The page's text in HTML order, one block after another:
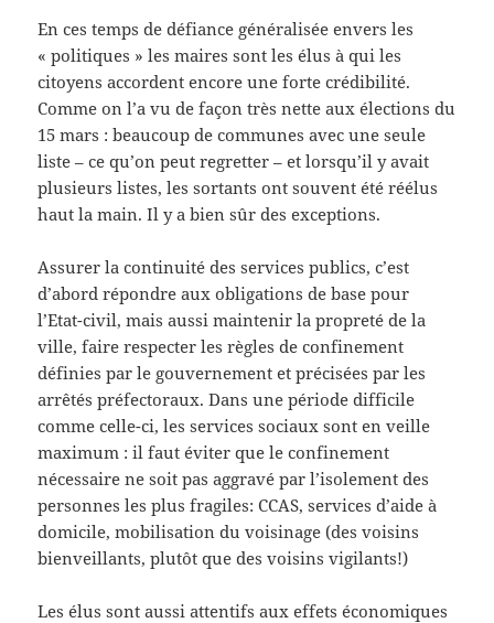
En ces temps de défiance généralisée envers les
« politiques » les maires sont les élus à qui les
citoyens accordent encore une forte crédibilité.
Comme on l’a vu de façon très nette aux élections du
15 mars : beaucoup de communes avec une seule
liste – ce qu’on peut regretter – et lorsqu’il y avait
plusieurs listes, les sortants ont souvent été réélus
haut la main. Il y a bien sûr des exceptions.
Assurer la continuité des services publics, c’est
d’abord répondre aux obligations de base pour
l’Etat-civil, mais aussi maintenir la propreté de la
ville, faire respecter les règles de confinement
définies par le gouvernement et précisées par les
arrêtés préfectoraux. Dans une période difficile
comme celle-ci, les services sociaux sont en veille
maximum : il faut éviter que le confinement
nécessaire ne soit pas aggravé par l’isolement des
personnes les plus fragiles: CCAS, services d’aide à
domicile, mobilisation du voisinage (des voisins
bienveillants, plutôt que des voisins vigilants!)
Les élus sont aussi attentifs aux effets économiques